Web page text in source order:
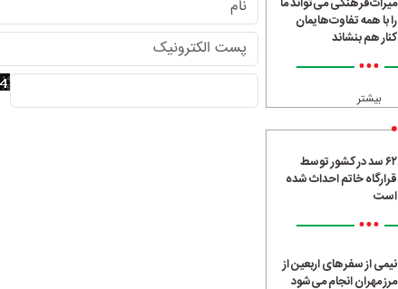
را با همه تفاوت‌هایمان
کنار هم بنشاند
•••
بیشتر
۶۲ سد در کشور توسط
قرارگاه خاتم احداث شده
است
•••
نیمی از سفرهای اربعین از
مرز مهران انجام می‌شود